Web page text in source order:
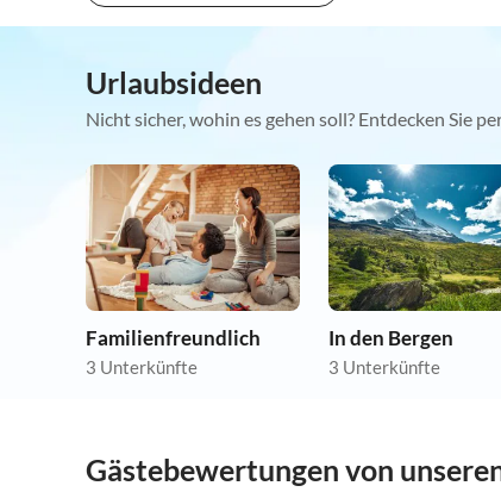
Urlaubsideen
Nicht sicher, wohin es gehen soll? Entdecken Sie
Familienfreundlich
3 Unterkünfte
In den Bergen
3 Unterkünfte
Gästebewertungen von